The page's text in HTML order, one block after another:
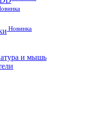
Новинка
и мышь